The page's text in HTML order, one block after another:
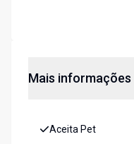
Mais informações
Aceita Pet